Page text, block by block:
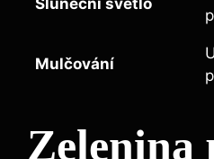
Sluneční světlo
Mulčování
Zelenina